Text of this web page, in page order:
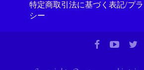
特定商取引法に基づく表記/プ
シー